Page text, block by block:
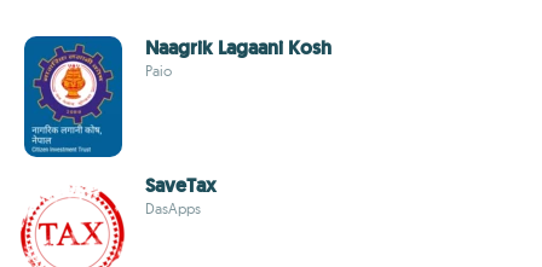
Naagrik Lagaani Kosh
Paio
SaveTax
DasApps